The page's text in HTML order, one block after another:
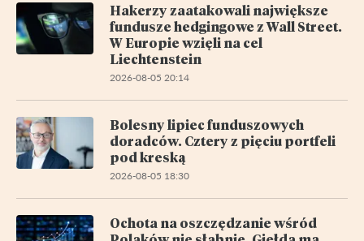
Hakerzy zaatakowali największe
fundusze hedgingowe z Wall Street.
W Europie wzięli na cel
Liechtenstein
2026-08-05 20:14
Bolesny lipiec funduszowych
doradców. Cztery z pięciu portfeli
pod kreską
2026-08-05 18:30
Ochota na oszczędzanie wśród